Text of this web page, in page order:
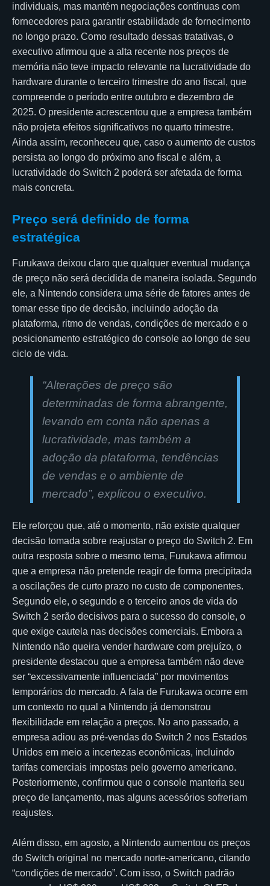
individuais, mas mantém negociações contínuas com
fornecedores para garantir estabilidade de fornecimento
no longo prazo. Como resultado dessas tratativas, o
executivo afirmou que a alta recente nos preços de
memória não teve impacto relevante na lucratividade do
hardware durante o terceiro trimestre do ano fiscal, que
compreende o período entre outubro e dezembro de
2025. O presidente acrescentou que a empresa também
não projeta efeitos significativos no quarto trimestre.
Ainda assim, reconheceu que, caso o aumento de custos
persista ao longo do próximo ano fiscal e além, a
lucratividade do Switch 2 poderá ser afetada de forma
mais concreta.
Preço será definido de forma
estratégica
Furukawa deixou claro que qualquer eventual mudança
de preço não será decidida de maneira isolada. Segundo
ele, a Nintendo considera uma série de fatores antes de
tomar esse tipo de decisão, incluindo adoção da
plataforma, ritmo de vendas, condições de mercado e o
posicionamento estratégico do console ao longo de seu
ciclo de vida.
“Alterações de preço são
determinadas de forma abrangente,
levando em conta não apenas a
lucratividade, mas também a
adoção da plataforma, tendências
de vendas e o ambiente de
mercado”, explicou o executivo.
Ele reforçou que, até o momento, não existe qualquer
decisão tomada sobre reajustar o preço do Switch 2. Em
outra resposta sobre o mesmo tema, Furukawa afirmou
que a empresa não pretende reagir de forma precipitada
a oscilações de curto prazo no custo de componentes.
Segundo ele, o segundo e o terceiro anos de vida do
Switch 2 serão decisivos para o sucesso do console, o
que exige cautela nas decisões comerciais. Embora a
Nintendo não queira vender hardware com prejuízo, o
presidente destacou que a empresa também não deve
ser “excessivamente influenciada” por movimentos
temporários do mercado. A fala de Furukawa ocorre em
um contexto no qual a Nintendo já demonstrou
flexibilidade em relação a preços. No ano passado, a
empresa adiou as pré-vendas do Switch 2 nos Estados
Unidos em meio a incertezas econômicas, incluindo
tarifas comerciais impostas pelo governo americano.
Posteriormente, confirmou que o console manteria seu
preço de lançamento, mas alguns acessórios sofreriam
reajustes.
Além disso, em agosto, a Nintendo aumentou os preços
do Switch original no mercado norte-americano, citando
“condições de mercado”. Com isso, o Switch padrão